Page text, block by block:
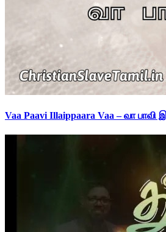
Vaa Paavi Illaippaara Vaa – வா பாவி